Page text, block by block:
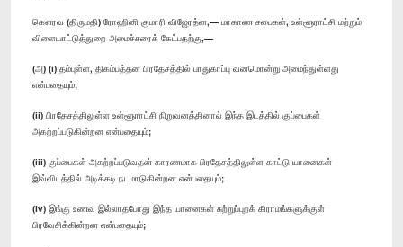
கௌரவ (திருமதி) ரோஹினி குமாரி விஜேரத்ன,— மாகாண சபைகள், உள்ளூராட்சி மற்றும்
விளையாட்டுத்துறை அமைச்சரைக் கேட்பதற்கு,—
(அ) (i) தம்புள்ள, திகம்பத்தன பிரதேசத்தில் பாதுகாப்பு வனமொன்று அமைந்துள்ளது
என்பதையும்;
(ii) பிரதேசத்திலுள்ள உள்ளூராட்சி நிறுவனத்தினால் இந்த இடத்தில் குப்பைகள்
அகற்றப்படுகின்றன என்பதையும்;
(iii) குப்பைகள் அகற்றப்படுவதன் காரணமாக பிரதேசத்திலுள்ள காட்டு யானைகள்
இவ்விடத்தில் அடிக்கடி நடமாடுகின்றன என்பதையும்;
(iv) இங்கு உணவு இல்லாதபோது இந்த யானைகள் சுற்றுப்புறக் கிராமங்களுக்குள்
பிரவேசிக்கின்றன என்பதையும்;